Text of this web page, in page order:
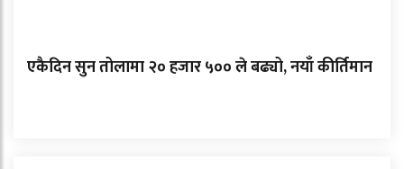
एकैदिन सुन तोलामा २० हजार ५०० ले बढ्यो, नयाँ कीर्तिमान